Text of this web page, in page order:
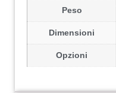
Peso
Dimensioni
Opzioni